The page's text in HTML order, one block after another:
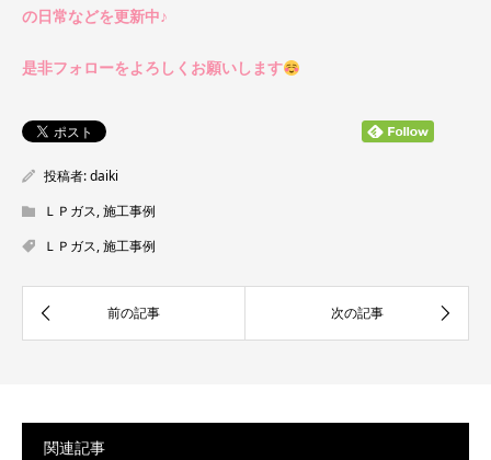
の日常などを更新中♪
是非フォローをよろしくお願いします
投稿者:daiki
ＬＰガス,施工事例
ＬＰガス,施工事例
関連記事